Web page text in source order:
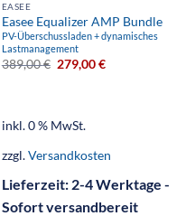
EASEE
Easee Equalizer AMP Bundle
PV-Überschussladen + dynamisches
Lastmanagement
389,00€ 279,00€
inkl. 0 % MwSt.
zzgl.Versandkosten
Lieferzeit: 2-4 Werktage -
Sofort versandbereit